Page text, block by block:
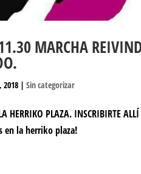
MARCHA
2018 |Sin categorizar
HERRIKO PLAZA. INSCRIBIRTE
en la herriko plaza!